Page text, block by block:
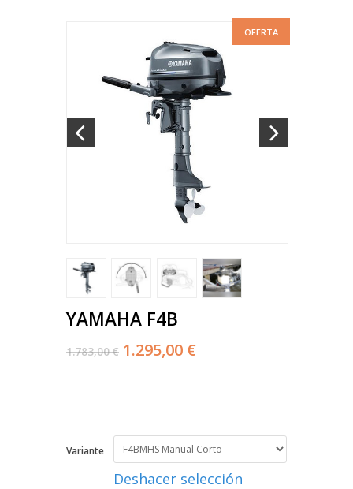
OFERTA
YAMAHA F4B
1.783,00 € 1.295,00 €
Variante
Deshacer selección